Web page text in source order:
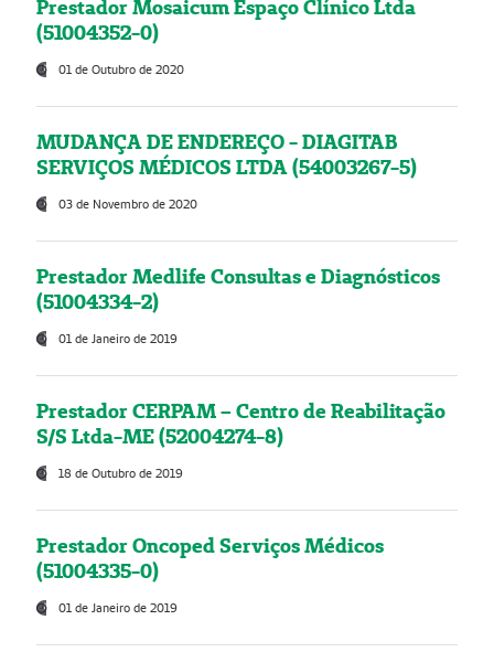
Prestador Mosaicum Espaço Clínico Ltda
(51004352-0)
01 de Outubro de 2020
MUDANÇA DE ENDEREÇO - DIAGITAB
SERVIÇOS MÉDICOS LTDA (54003267-5)
03 de Novembro de 2020
Prestador Medlife Consultas e Diagnósticos
(51004334-2)
01 de Janeiro de 2019
Prestador CERPAM – Centro de Reabilitação
S/S Ltda-ME (52004274-8)
18 de Outubro de 2019
Prestador Oncoped Serviços Médicos
(51004335-0)
01 de Janeiro de 2019